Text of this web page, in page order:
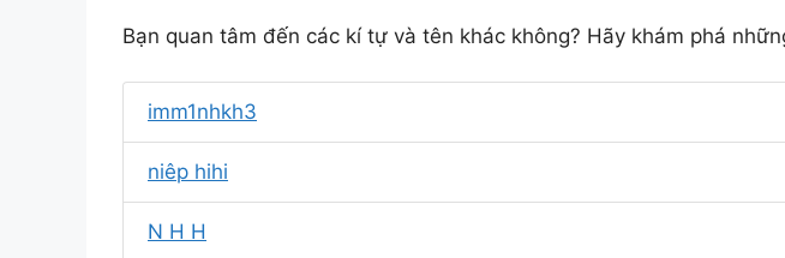
Bạn quan tâm đến các kí tự và tên khác không? Hãy khám phá
imm1nhkh3
niêp hihi
N H H